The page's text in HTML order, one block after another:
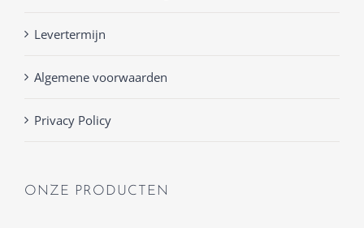
Levertermijn
Algemene voorwaarden
Privacy Policy
ONZE PRODUCTEN